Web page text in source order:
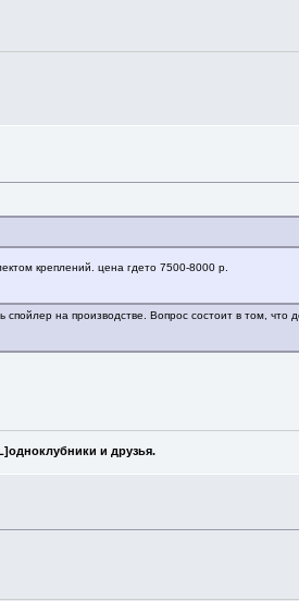
креплений. цена гдето 7500-8000 р.
на производстве. Вопрос состоит в том,
и друзья.